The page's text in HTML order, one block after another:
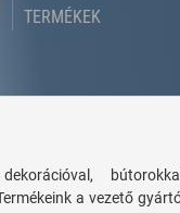
TERMÉKEK
a vezető